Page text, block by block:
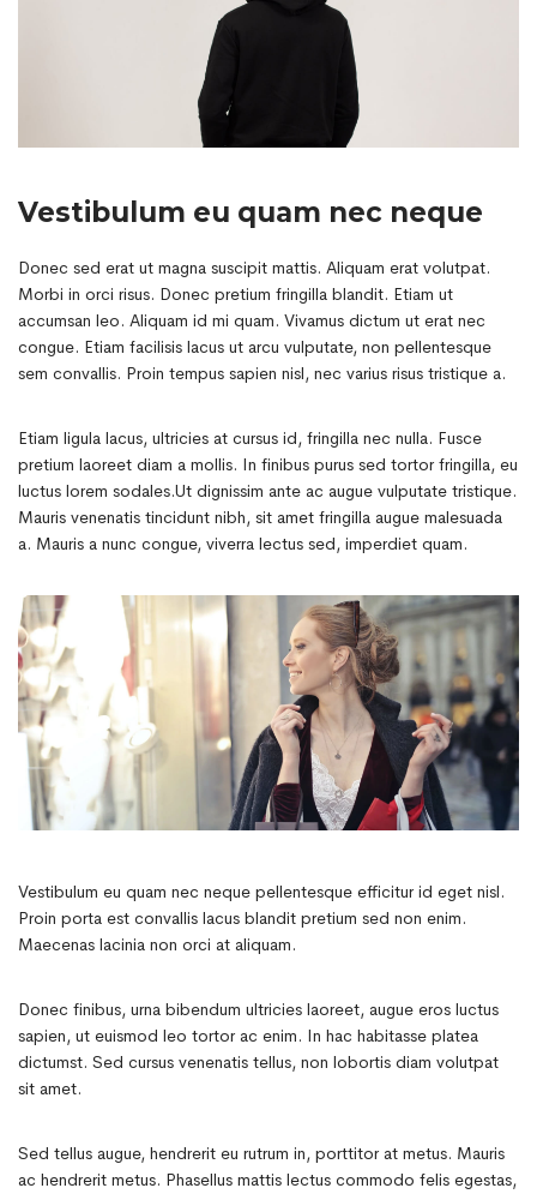
Vestibulum eu quam nec neque
Donec sed erat ut magna suscipit mattis. Aliquam erat volutpat.
Morbi in orci risus. Donec pretium fringilla blandit. Etiam ut
accumsan leo. Aliquam id mi quam. Vivamus dictum ut erat nec
congue. Etiam facilisis lacus ut arcu vulputate, non pellentesque
sem convallis. Proin tempus sapien nisl, nec varius risus tristique a.
Etiam ligula lacus, ultricies at cursus id, fringilla nec nulla. Fusce
pretium laoreet diam a mollis. In finibus purus sed tortor fringilla, eu
luctus lorem sodales.Ut dignissim ante ac augue vulputate tristique.
Mauris venenatis tincidunt nibh, sit amet fringilla augue malesuada
a. Mauris a nunc congue, viverra lectus sed, imperdiet quam.
Vestibulum eu quam nec neque pellentesque efficitur id eget nisl.
Proin porta est convallis lacus blandit pretium sed non enim.
Maecenas lacinia non orci at aliquam.
Donec finibus, urna bibendum ultricies laoreet, augue eros luctus
sapien, ut euismod leo tortor ac enim. In hac habitasse platea
dictumst. Sed cursus venenatis tellus, non lobortis diam volutpat
sit amet.
Sed tellus augue, hendrerit eu rutrum in, porttitor at metus. Mauris
ac hendrerit metus. Phasellus mattis lectus commodo felis egestas,